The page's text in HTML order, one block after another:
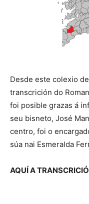
Desde este colexio
transcrición do
foi posible grazas á
seu bisneto, José
centro, foi o
súa nai Esmeralda
AQUÍ A